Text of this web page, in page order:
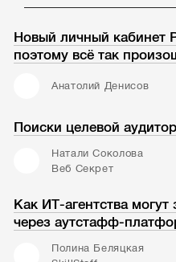
Новый личный кабинет
поэтому всё так
Анатолий Денисов
Поиски целевой
Натали Соколова
Веб Секрет
Как ИТ-агентства
через аутстафф-
Полина Беляцкая